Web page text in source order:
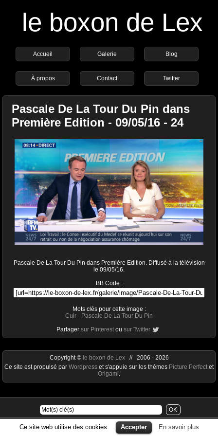
le boxon de Lex
Accueil Galerie Blog
À propos Contact Twitter
Pascale De La Tour Du Pin dans
Première Edition - 09/05/16 - 24
Pascale De La Tour Du Pin dans Première Edition. Diffusé à la télévision
le 09/05/16.
BB Code :
Mots clés pour cette image :
Cuir - Pascale De La Tour Du Pin
Partager sur Pinterest ou sur Twitter
Ce site web utilise des cookies. Accepter En savoir plus
Copyright © le boxon de Lex// 2006 - 2026
Ce site est propulsé par Wordpress et s'appuie sur les thèmes Picture Perfect et
Origami